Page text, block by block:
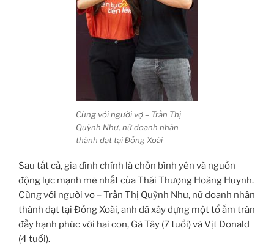
Cùng với người vợ – Trần Thị
Quỳnh Như, nữ doanh nhân
thành đạt tại Đồng Xoài
Sau tất cả, gia đình chính là chốn bình yên và nguồn
động lực mạnh mẽ nhất của Thái Thượng Hoàng Huynh.
Cùng với người vợ – Trần Thị Quỳnh Như, nữ doanh nhân
thành đạt tại Đồng Xoài, anh đã xây dựng một tổ ấm tràn
đầy hạnh phúc với hai con, Gà Tây (7 tuổi) và Vịt Donald
(4 tuổi).